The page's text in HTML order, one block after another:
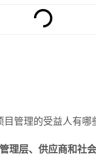
理层、供应商和社